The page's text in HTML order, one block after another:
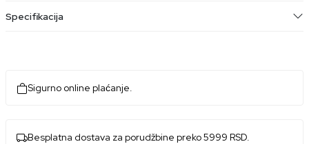
Specifikacija
Sigurno online plaćanje.
Besplatna dostava za porudžbine preko 5999 RSD.